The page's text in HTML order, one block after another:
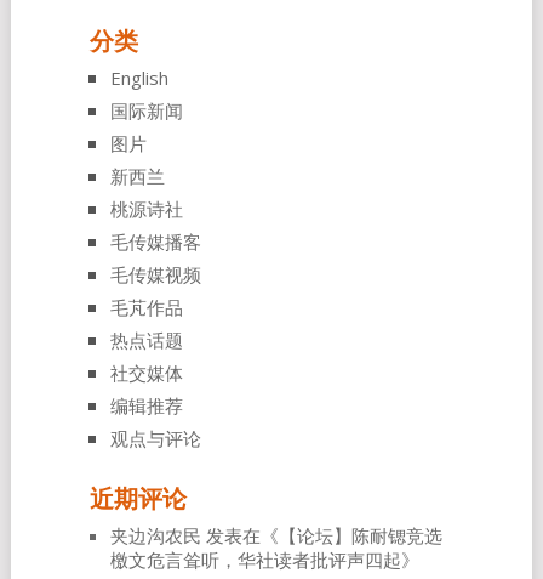
分类
English
国际新闻
图片
新西兰
桃源诗社
毛传媒播客
毛传媒视频
毛芃作品
热点话题
社交媒体
编辑推荐
观点与评论
近期评论
夹边沟农民 发表在《 【论坛】陈耐锶竞选
檄文危言耸听，华社读者批评声四起》